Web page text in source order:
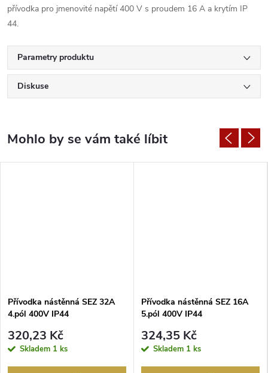
přívodka pro jmenovité napětí 400 V s proudem 16 A a krytím IP
44.
Parametry produktu
Diskuse
Přívodka nástěnná SEZ 32A
4.pól 400V IP44
320,23 Kč
Skladem 1 ks
Přívodka nástěnná SEZ 16A
5.pól 400V IP44
324,35 Kč
Skladem 1 ks